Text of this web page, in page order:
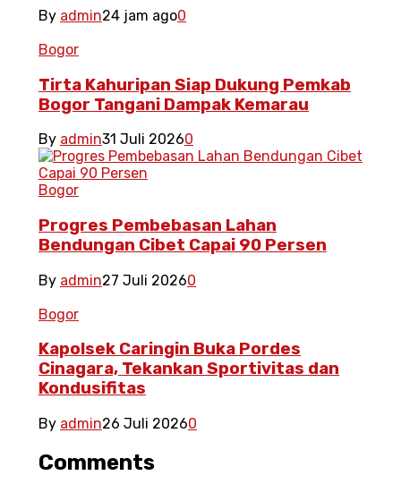
By admin24 jam ago0
Bogor
Tirta Kahuripan Siap Dukung Pemkab
Bogor Tangani Dampak Kemarau
By admin31 Juli 20260
Bogor
Progres Pembebasan Lahan
Bendungan Cibet Capai 90 Persen
By admin27 Juli 20260
Bogor
Kapolsek Caringin Buka Pordes
Cinagara, Tekankan Sportivitas dan
Kondusifitas
By admin26 Juli 20260
Comments